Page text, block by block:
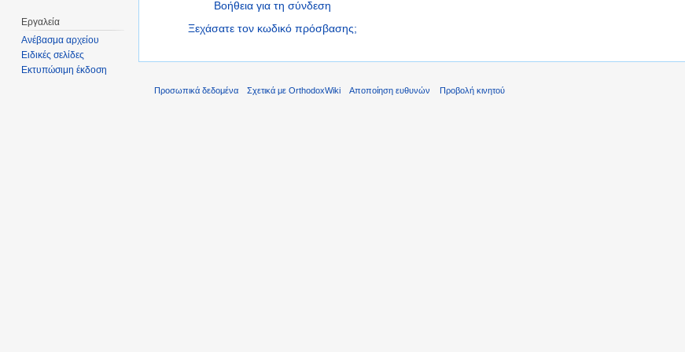
Βοήθεια για τη σύνδεση
Ξεχάσατε τον κωδικό πρόσβασης;
Εργαλεία
Ανέβασμα αρχείου
Ειδικές σελίδες
Εκτυπώσιμη έκδοση
Προσωπικά δεδομένα Σχετικά με OrthodoxWiki Αποποίηση ευθυνών Προβολή κινητού